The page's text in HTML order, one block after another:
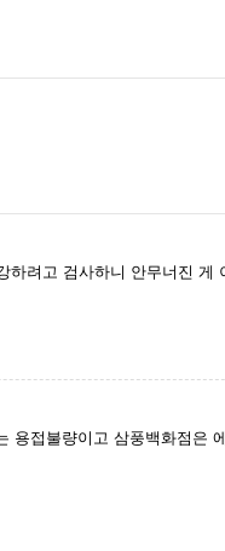
하려고 검사하니 안무너진 게
용접불량이고 삼풍백화점은